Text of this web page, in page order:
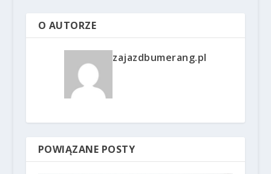
O AUTORZE
zajazdbumerang.pl
POWIĄZANE POSTY